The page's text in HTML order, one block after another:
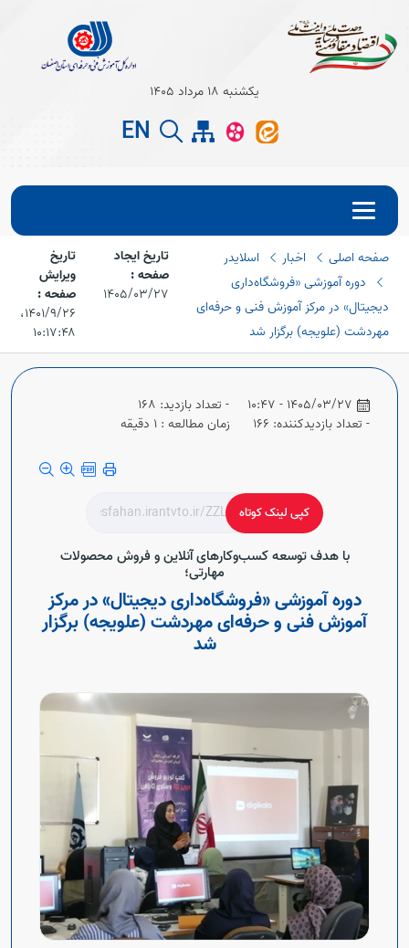
Open
Open
Open
یکشنبه 18 مرداد 1405
EN
صفحه اصلی اخبار
اسلایدر
دوره آموزشی «فروشگاه‌داری
دیجیتال» در مرکز آموزش فنی و حرفه‌ای
مهردشت (علویجه) برگزار شد
تاریخ ایجاد
صفحه :
1405/03/27
تاریخ
ویرایش
صفحه :
۱۴۰۱/۹/۲۶،‏
۱۰:۱۷:۴۸
1405/03/27 - 10:47
- تعداد بازدید: 168
- تعداد بازدیدکننده: 166
زمان مطالعه : 1 دقیقه
با هدف توسعه کسب‌وکارهای آنلاین و فروش محصولات
مهارتی؛
دوره آموزشی «فروشگاه‌داری دیجیتال» در مرکز
آموزش فنی و حرفه‌ای مهردشت (علویجه) برگزار
شد
کپی لینک کوتاه